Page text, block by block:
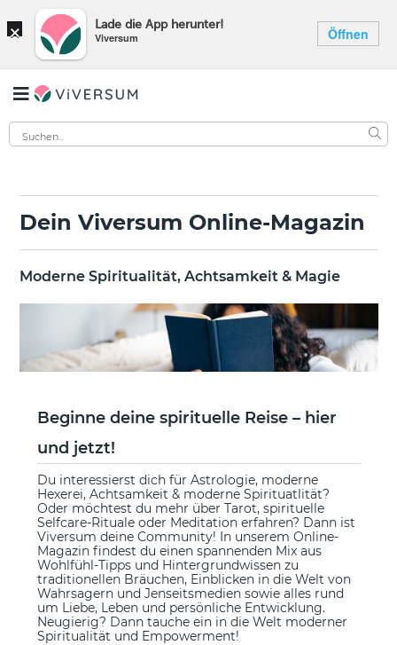
× Lade die App herunter!
Viversum Öffnen
Dein Viversum Online-Magazin
Moderne Spiritualität, Achtsamkeit & Magie
Beginne deine spirituelle Reise – hier
und jetzt!
Du interessierst dich für Astrologie, moderne
Hexerei, Achtsamkeit & moderne Spirituatlität?
Oder möchtest du mehr über Tarot, spirituelle
Selfcare-Rituale oder Meditation erfahren? Dann ist
Viversum deine Community! In unserem Online-
Magazin findest du einen spannenden Mix aus
Wohlfühl-Tipps und Hintergrundwissen zu
traditionellen Bräuchen, Einblicken in die Welt von
Wahrsagern und Jenseitsmedien sowie alles rund
um Liebe, Leben und persönliche Entwicklung.
Neugierig? Dann tauche ein in die Welt moderner
Spiritualität und Empowerment!